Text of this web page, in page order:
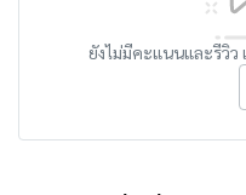
ยังไม่มีคะแนนและรีวิ